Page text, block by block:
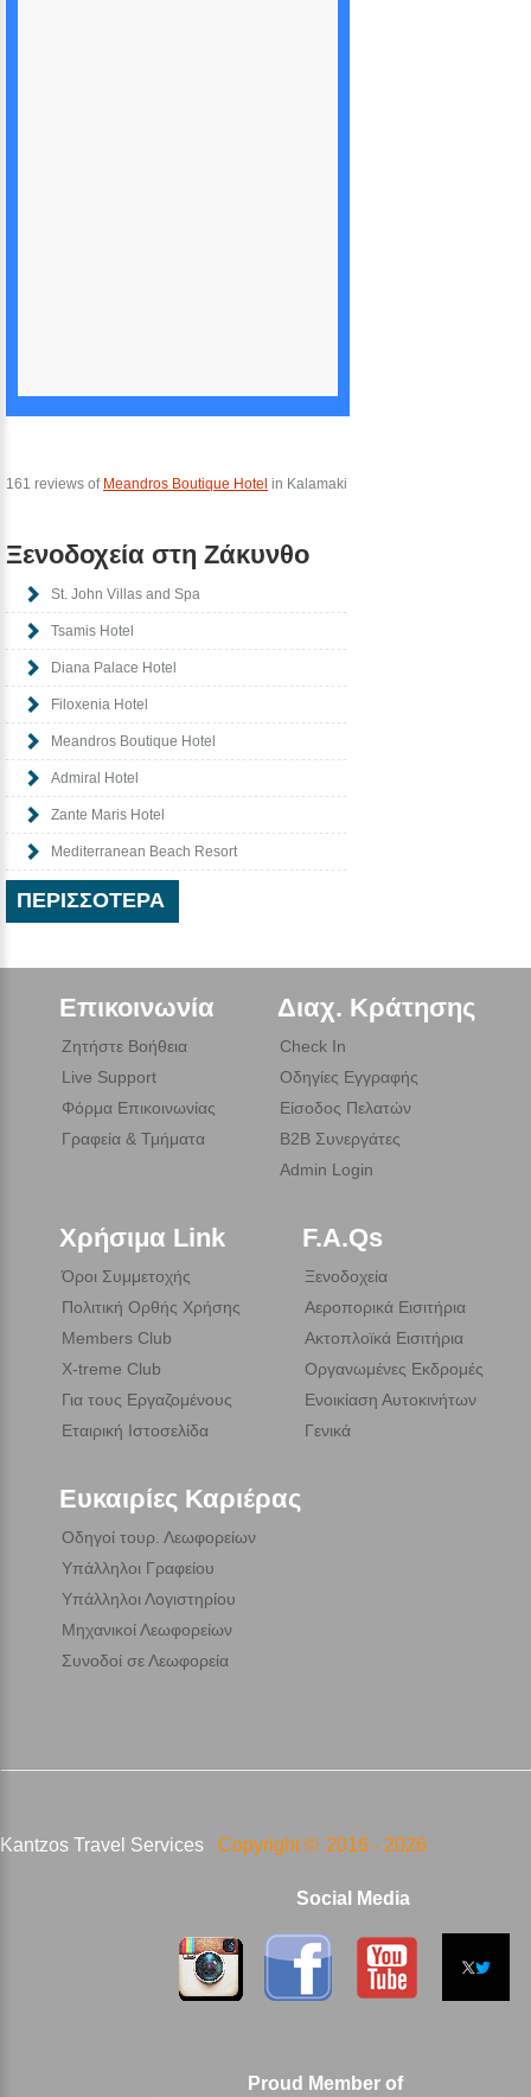
161 reviews of Meandros Boutique Hotel in Kalamaki
Ξενοδοχεία στη Ζάκυνθο
St. John Villas and Spa
Tsamis Hotel
Diana Palace Hotel
Filoxenia Hotel
Meandros Boutique Hotel
Admiral Hotel
Zante Maris Hotel
Mediterranean Beach Resort
ΠΕΡΙΣΣΌΤΕΡΑ
Επικοινωνία
Ζητήστε Βοήθεια
Live Support
Φόρμα Επικοινωνίας
Γραφεία & Τμήματα
Διαχ. Κράτησης
Check In
Οδηγίες Εγγραφής
Είσοδος Πελατών
B2B Συνεργάτες
Admin Login
Χρήσιμα Link
Όροι Συμμετοχής
Πολιτική Ορθής Χρήσης
Members Club
X-treme Club
Για τους Εργαζομένους
Εταιρική Ιστοσελίδα
F.A.Qs
Ξενοδοχεία
Αεροπορικά Εισιτήρια
Ακτοπλοϊκά Εισιτήρια
Οργανωμένες Εκδρομές
Ενοικίαση Αυτοκινήτων
Γενικά
Ευκαιρίες Καριέρας
Οδηγοί τουρ. Λεωφορείων
Υπάλληλοι Γραφείου
Υπάλληλοι Λογιστηρίου
Μηχανικοί Λεωφορείων
Συνοδοί σε Λεωφορεία
Kantzos Travel Services Copyright © 2016 - 2026
Social Media
Proud Member of